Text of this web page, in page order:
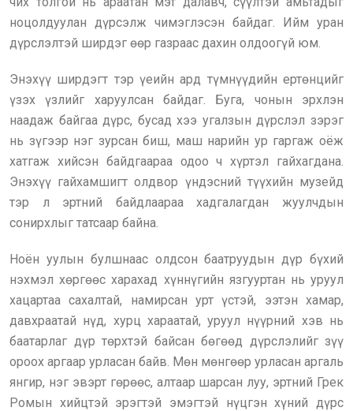
ноцолдуулан дүрсэлж чимэглэсэн байдаг. Ийм уран
дүрслэлтэй ширдэг өөр газраас дахин олдоогүй юм.
Энэхүү ширдэгт тэр үеийн ард түмнүүдийн ертөнцийг
үзэх үзлийг харуулсан байдаг. Буга, чонын эрхлэн
наадаж байгаа дүрс, бусад хээ угалзын дүрслэл зэрэг
нь зүгээр нэг зурсан биш, маш нарийн ур гаргаж оёж
хатгаж хийсэн байдгаараа одоо ч хүртэл гайхагдана.
Энэхүү гайхамшигт олдвор үндэсний түүхийн музейд
тэр л эртний байдлаараа хадгалагдан жуулчдын
сонирхлыг татсаар байна.
Ноён уулын булшнаас олдсон баатруудын дүр бүхий
нэхмэл хөргөөс харахад хүннүгийн язгууртан нь уруул
хацартаа сахалтай, намирсан урт үстэй, ээтэн хамар,
давхраатай нүд, хурц хараатай, уруул нүүрний хэв нь
баатарлаг дүр төрхтэй байсан бөгөөд дүрслэлийг зүү
ороох аргаар урласан байв. Мөн мөнгөөр урласан аргаль
янгир, нэг эвэрт гөрөөс, алтаар шарсан луу, эртний Грек
Ромын хийцтэй эрэгтэй эмэгтэй нүцгэн хүний дүрс